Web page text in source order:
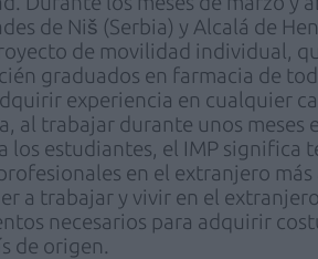
de Niš (Serbia) y Alcalá de
de movilidad individual,
graduados en farmacia de
experiencia en cualquier
al trabajar durante unos meses
los estudiantes, el IMP significa
en el extranjero
a trabajar y vivir en el
necesarios para adquirir
de origen.